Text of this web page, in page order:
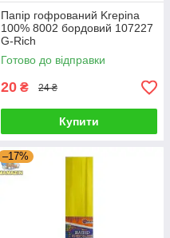
Папір гофрований Krepina
100% 8002 бордовий 107227
G-Rich
Готово до відправки
20 ₴ 24 ₴
Купити
–17%